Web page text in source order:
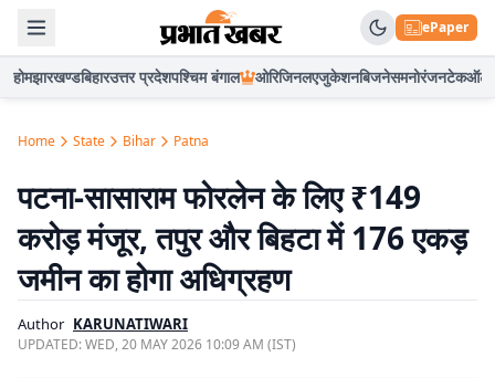
ePaper
होमझारखण्डबिहारउत्तर प्रदेशपश्चिम बंगाल ओरिजिनलएजुकेशनबिजनेसमनोरंजनटेकऑटो
Home State Bihar Patna
पटना-सासाराम फोरलेन के लिए ₹149
करोड़ मंजूर, तपुर और बिहटा में 176 एकड़
जमीन का होगा अधिग्रहण
Author KARUNATIWARI
UPDATED:WED, 20 MAY 2026 10:09 AM (IST)